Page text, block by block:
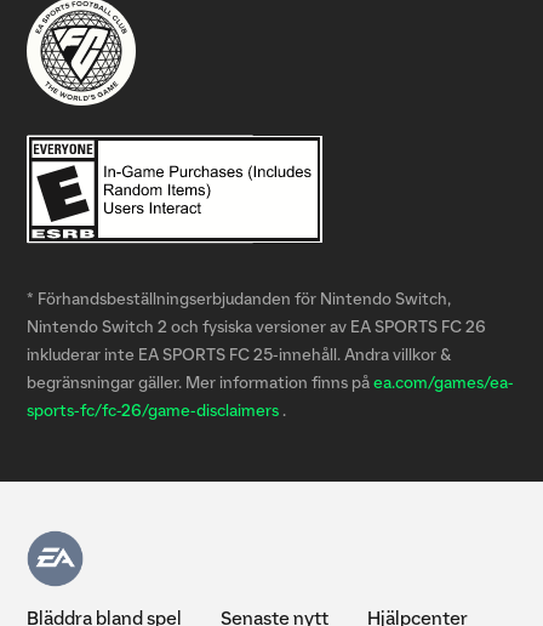
* Förhandsbeställningserbjudanden för Nintendo Switch,
Nintendo Switch 2 och fysiska versioner av EA SPORTS FC 26
inkluderar inte EA SPORTS FC 25-innehåll. Andra villkor &
begränsningar gäller. Mer information finns på ea.com/games/ea-
sports-fc/fc-26/game-disclaimers .